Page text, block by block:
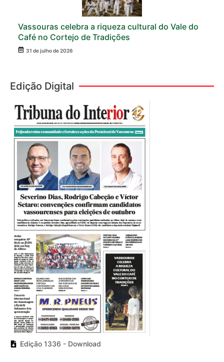
Vassouras celebra a riqueza cultural do Vale do
Café no Cortejo de Tradições
31 de julho de 2026
Edição Digital
Edição 1336 - Download